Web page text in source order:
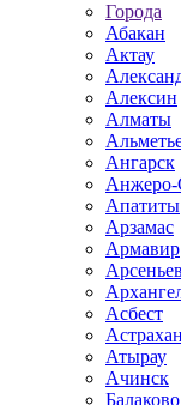
Города
Абакан
Актау
Алексин
Алматы
Ангарск
Анжеро-
Апатиты
Арзамас
Армавир
Арсеньев
Асбест
Атырау
Ачинск
Балаково